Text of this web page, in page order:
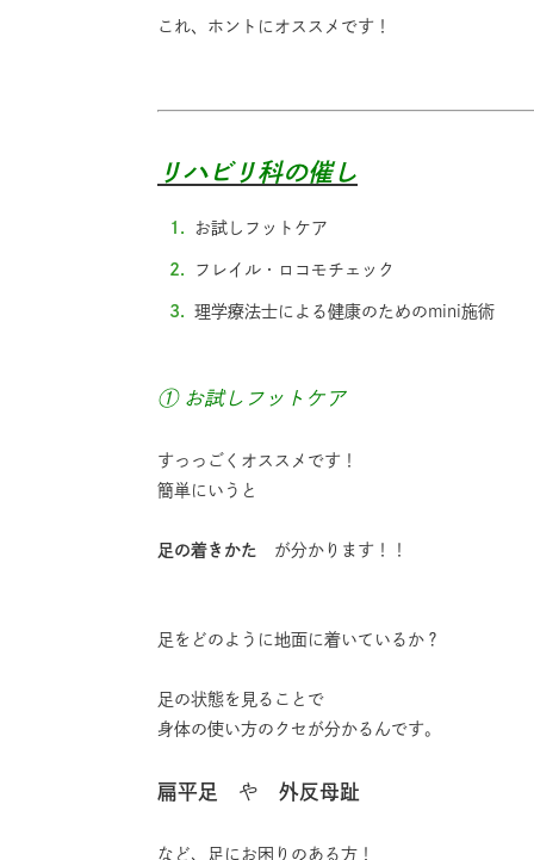
これ、ホントにオススメです！
リハビリ科の催し
お試しフットケア
フレイル・ロコモチェック
理学療法士による健康のためのmini施術
① お試しフットケア
すっっごくオススメです！
簡単にいうと
足の着きかた が分かります！！
足をどのように地面に着いているか？
足の状態を見ることで
身体の使い方のクセが分かるんです。
扁平足 や 外反母趾
など、足にお困りのある方！